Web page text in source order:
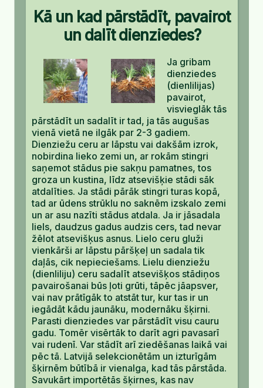
Kā un kad pārstādīt, pavairot
un dalīt dienziedes?
Ja gribam
dienziedes
(dienlilijas)
pavairot,
visvieglāk tās
pārstādīt un sadalīt ir tad, ja tās augušas
vienā vietā ne ilgāk par 2-3 gadiem.
Dienziežu ceru ar lāpstu vai dakšām izrok,
nobirdina lieko zemi un, ar rokām stingri
saņemot stādus pie sakņu pamatnes, tos
groza un kustina, līdz atsevišķie stādi sāk
atdalīties. Ja stādi pārāk stingri turas kopā,
tad ar ūdens strūklu no saknēm izskalo zemi
un ar asu nazīti stādus atdala. Ja ir jāsadala
liels, daudzus gadus audzis cers, tad nevar
žēlot atsevišķus asnus. Lielo ceru gluži
vienkārši ar lāpstu pāršķeļ un sadala tik
daļās, cik nepieciešams. Lielu dienziežu
(dienliliju) ceru sadalīt atsevišķos stādiņos
pavairošanai būs ļoti grūti, tāpēc jāapsver,
vai nav prātīgāk to atstāt tur, kur tas ir un
iegādāt kādu jaunāku, modernāku šķirni.
Parasti dienziedes var pārstādīt visu cauru
gadu. Tomēr visērtāk to darīt agri pavasarī
vai rudenī. Var stādīt arī ziedēšanas laikā vai
pēc tā. Latvijā selekcionētām un izturīgām
šķirnēm būtībā ir vienalga, kad tās pārstāda.
Savukārt importētās šķirnes, kas nav